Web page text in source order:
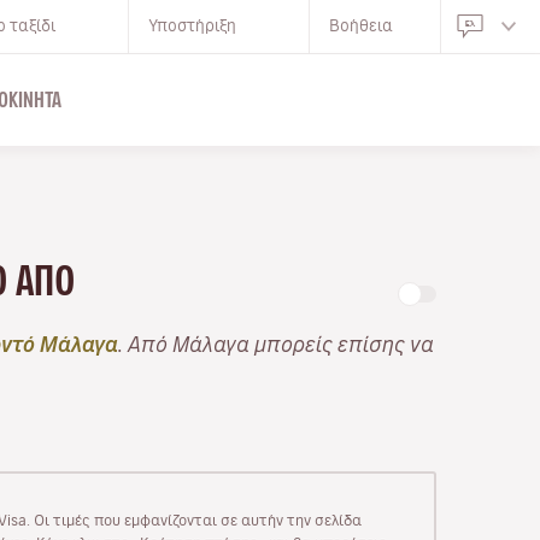
ταξίδι Υποστήριξη Βοήθεια
ΑΠΌ
Μάλαγα . Από Μάλαγα μπορείς επίσης να
Οι τιμές που εμφανίζονται σε αυτήν την σελίδα